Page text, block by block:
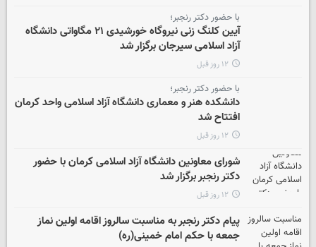
با حضور دکتر رنجبر؛
آیین کلنگ زنی نیروگاه خورشیدی ۲۱ مگاواتی دانشگاه
آزاد اسلامی سیرجان برگزار شد
۱۲ روز قبل
با حضور دکتر رنجبر؛
دانشکده هنر و معماری دانشگاه آزاد اسلامی واحد کرمان
افتتاح شد
۱۲ روز قبل
شورای معاونین دانشگاه آزاد اسلامی کرمان با حضور
دکتر رنجبر برگزار شد
۱۲ روز قبل
پیام دکتر رنجبر به مناسبت سالروز اقامه اولین نماز
جمعه با حکم امام خمینی(ره)